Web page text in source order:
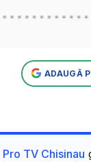
ADAUGĂ
Pro TV Chisinau